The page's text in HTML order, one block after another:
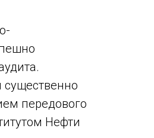
существенно
передового
Нефти